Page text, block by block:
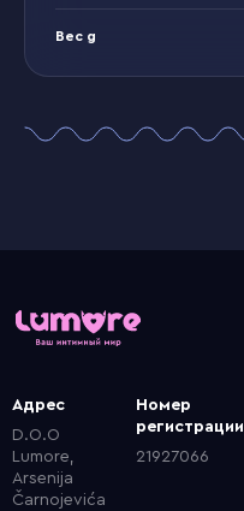
Вес g
Адрес
D.O.O
Lumore,
Arsenija
Čarnojevića
Номер
регистрации
21927066